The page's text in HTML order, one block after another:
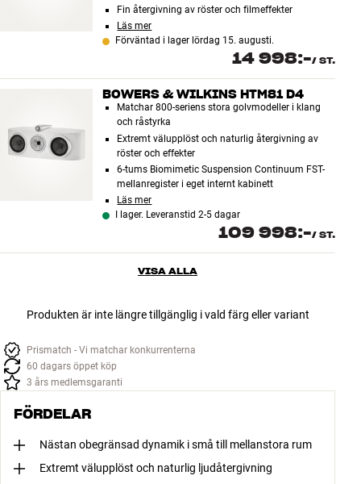
ERBJUDANDEN
Hitta Butik
Fin återgivning av röster och filmeffekter
Läs mer
Förväntad i lager lördag 15. augusti.
14 998:-/ ST.
BOWERS & WILKINS HTM81 D4
Matchar 800-seriens stora golvmodeller i klang
och råstyrka
Extremt välupplöst och naturlig återgivning av
röster och effekter
6-tums Biomimetic Suspension Continuum FST-
mellanregister i eget internt kabinett
Läs mer
I lager. Leveranstid 2-5 dagar
109 998:-/ ST.
VISA ALLA
Produkten är inte längre tillgänglig i vald färg eller variant
Prismatch - Vi matchar konkurrenterna
60 dagars öppet köp
3 års medlemsgaranti
FÖRDELAR
Nästan obegränsad dynamik i små till mellanstora rum
Extremt välupplöst och naturlig ljudåtergivning